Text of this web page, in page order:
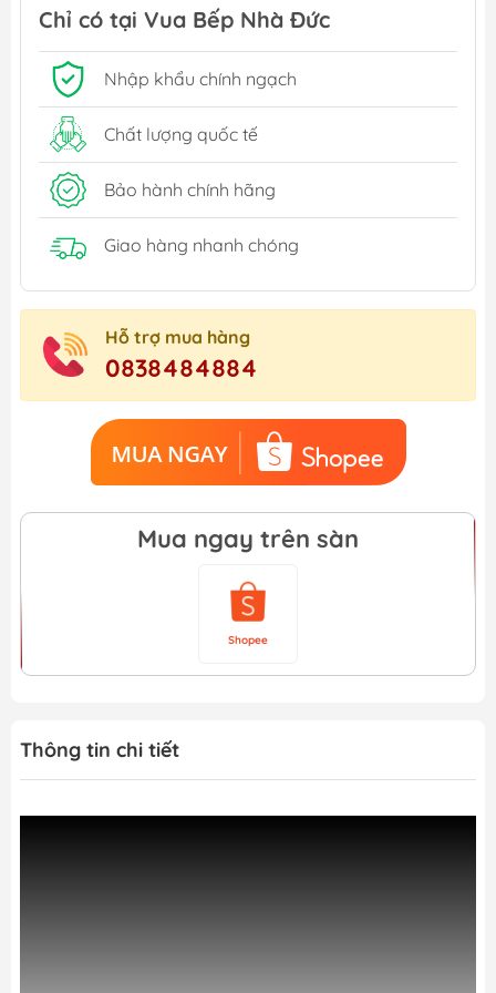
Chỉ có tại Vua Bếp Nhà Đức
Nhập khẩu chính ngạch
Chất lượng quốc tế
Bảo hành chính hãng
Giao hàng nhanh chóng
Hỗ trợ mua hàng
0838484884
Mua ngay trên sàn
Shopee
Thông tin chi tiết